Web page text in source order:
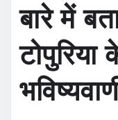
बारे में